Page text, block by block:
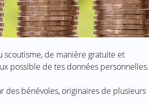
scoutisme, de manière gratuite et
possible de tes données personnelles.
des bénévoles, originaires de plusieurs